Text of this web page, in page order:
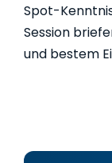
Spot-
Session
und bestem